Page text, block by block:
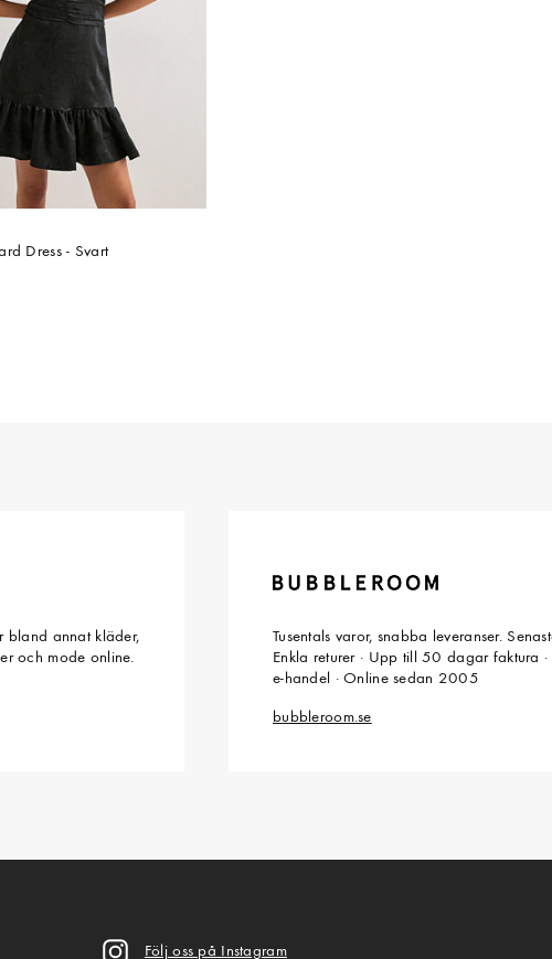
Dress - Svart
bland annat kläder,
och mode online.
Tusentals varor, snabba leveranser.
Enkla returer · Upp till 50 dagar faktura ·
e-handel · Online sedan 2005
bubbleroom.se
Följ oss på Instagram